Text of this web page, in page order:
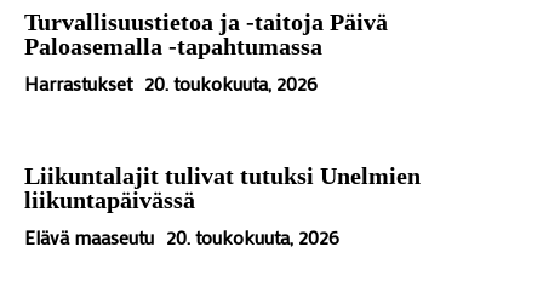
Turvallisuustietoa ja -taitoja Päivä
Paloasemalla -tapahtumassa
Harrastukset 20. toukokuuta, 2026
Liikuntalajit tulivat tutuksi Unelmien
liikuntapäivässä
Elävä maaseutu 20. toukokuuta, 2026